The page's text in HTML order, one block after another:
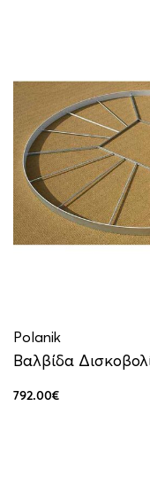
Polanik
Βαλβίδα
792.00€